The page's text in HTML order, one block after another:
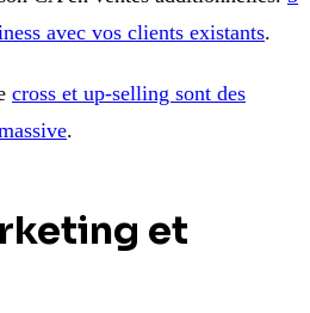
avec vos clients existants.
cross et up-selling sont des
.
et